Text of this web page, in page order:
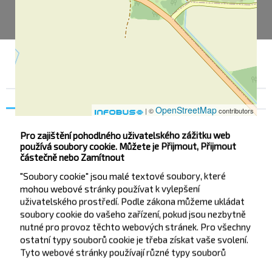
| ©OpenStreetMapcontributors
Березовая
Мотыкалы Мал.
Pro zajištění pohodlného uživatelského zážitku web
používá soubory cookie. Můžete je Přijmout, Přijmout
částečně nebo Zamítnout
"Soubory cookie" jsou malé textové soubory, které
mohou webové stránky používat k vylepšení
uživatelského prostředí. Podle zákona můžeme ukládat
soubory cookie do vašeho zařízení, pokud jsou nezbytně
nutné pro provoz těchto webových stránek. Pro všechny
ostatní typy souborů cookie je třeba získat vaše svolení.
Tyto webové stránky používají různé typy souborů